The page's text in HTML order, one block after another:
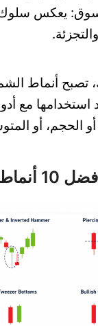
يعكس سلوك
تصبح أنماط
استخدامها مع
أو الحجم، أو
أفضل 10 أنماط شموع صاعدة